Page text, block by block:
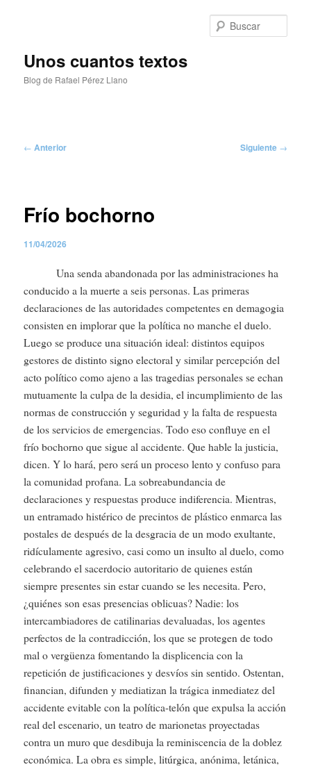
Unos cuantos textos
Blog de Rafael Pérez Llano
Navegación
← Anterior Siguiente →
Frío bochorno
11/04/2026
Una senda abandonada por las administraciones ha
conducido a la muerte a seis personas. Las primeras
declaraciones de las autoridades competentes en demagogia
consisten en implorar que la política no manche el duelo.
Luego se produce una situación ideal: distintos equipos
gestores de distinto signo electoral y similar percepción del
acto político como ajeno a las tragedias personales se echan
mutuamente la culpa de la desidia, el incumplimiento de las
normas de construcción y seguridad y la falta de respuesta
de los servicios de emergencias. Todo eso confluye en el
frío bochorno que sigue al accidente. Que hable la justicia,
dicen. Y lo hará, pero será un proceso lento y confuso para
la comunidad profana. La sobreabundancia de
declaraciones y respuestas produce indiferencia. Mientras,
un entramado histérico de precintos de plástico enmarca las
postales de después de la desgracia de un modo exultante,
ridículamente agresivo, casi como un insulto al duelo, como
celebrando el sacerdocio autoritario de quienes están
siempre presentes sin estar cuando se les necesita. Pero,
¿quiénes son esas presencias oblicuas? Nadie: los
intercambiadores de catilinarias devaluadas, los agentes
perfectos de la contradicción, los que se protegen de todo
mal o vergüenza fomentando la displicencia con la
repetición de justificaciones y desvíos sin sentido. Ostentan,
financian, difunden y mediatizan la trágica inmediatez del
accidente evitable con la política-telón que expulsa la acción
real del escenario, un teatro de marionetas proyectadas
contra un muro que desdibuja la reminiscencia de la doblez
económica. La obra es simple, litúrgica, anónima, letánica,